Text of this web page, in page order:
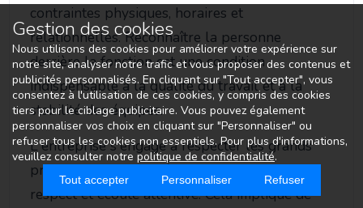
Gestion des cookies
Nous utilisons des cookies pour améliorer votre expérience sur
notre site, analyser notre trafic et vous proposer des contenus et
publicités personnalisés. En cliquant sur "Tout accepter", vous
consentez à l'utilisation de ces cookies, y compris des cookies
tiers pour le ciblage publicitaire. Vous pouvez également
personnaliser vos choix en cliquant sur "Personnaliser" ou
refuser tous les cookies non essentiels. Pour plus d'informations,
veuillez consulter notre politique de confidentialité.
Tout accepter Personnaliser Refuser
contraintes physiques, horaires et
relationnelles. Reconnaître la personne
derrière la fonction est une condition
indispensable à la qualité du travail et à la
stabilité des équipes.
L'entreprise s'engage à respecter les grands
principes du rapport à l'autre : bienveillance,
respect et écoute attentive. Cela implique de